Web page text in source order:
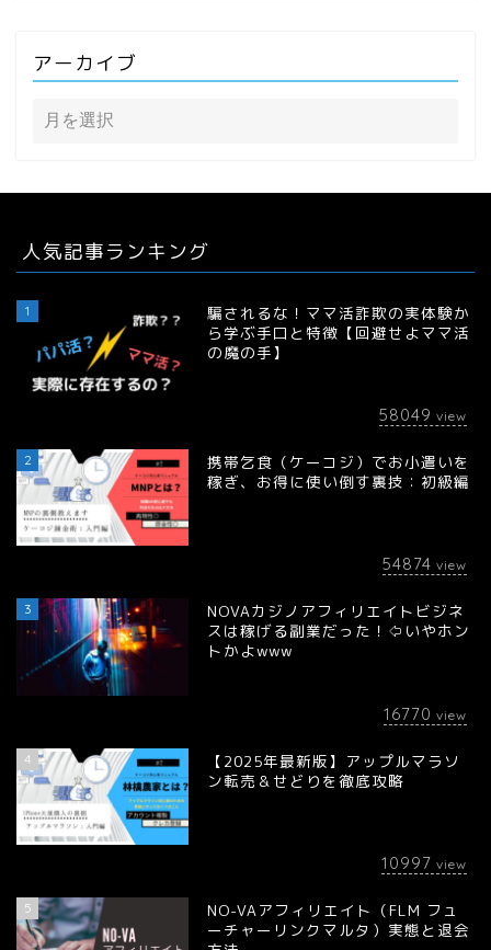
アーカイブ
人気記事ランキング
1
騙されるな！ママ活詐欺の実体験か
ら学ぶ手口と特徴【回避せよママ活
の魔の手】
58049 view
2
携帯乞食（ケーコジ）でお小遣いを
稼ぎ、お得に使い倒す裏技：初級編
54874 view
3
NOVAカジノアフィリエイトビジネ
スは稼げる副業だった！⇦いやホン
トかよwww
16770 view
4
【2025年最新版】アップルマラソ
ン転売＆せどりを徹底攻略
10997 view
5
NO-VAアフィリエイト（FLM フュ
ーチャーリンクマルタ）実態と退会